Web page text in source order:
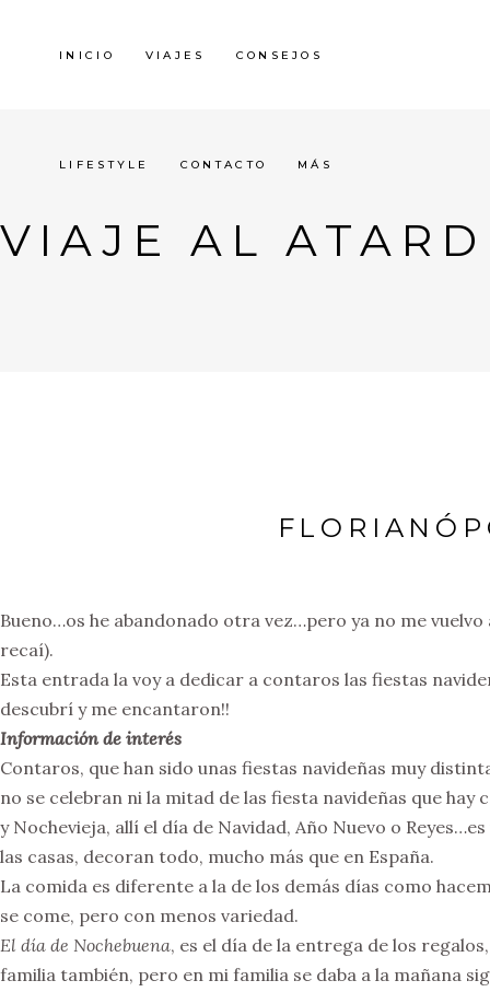
INICIO VIAJES CONSEJOS
LIFESTYLE CONTACTO MÁS
VIAJE AL
Bueno…os he abandonado otra vez…pero ya no me
recaí).
Esta entrada la voy a dedicar a contaros las fiestas
descubrí y me encantaron!!
Información de interés
Contaros, que han sido unas fiestas navideñas muy
no se celebran ni la mitad de las fiesta navideñas que
y Nochevieja, allí el día de Navidad, Año Nuevo o
las casas, decoran todo, mucho más que en España.
La comida es diferente a la de los demás días como
se come, pero con menos variedad.
El día de Nochebuena, es el día de la entrega de los
familia también, pero en mi familia se daba a la mañana